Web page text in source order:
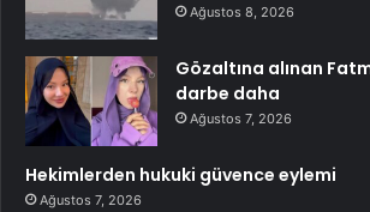
Ağustos 8, 2026
Gözaltına alınan
darbe daha
Ağustos 7, 2026
Hekimlerden hukuki güvence eylemi
Ağustos 7, 2026